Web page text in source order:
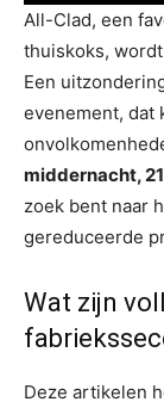
All-Clad, een
thuiskoks,
Een
evenement, dat
middernacht,
zoek bent naar
gereduceerde
Wat zijn
Deze artikelen